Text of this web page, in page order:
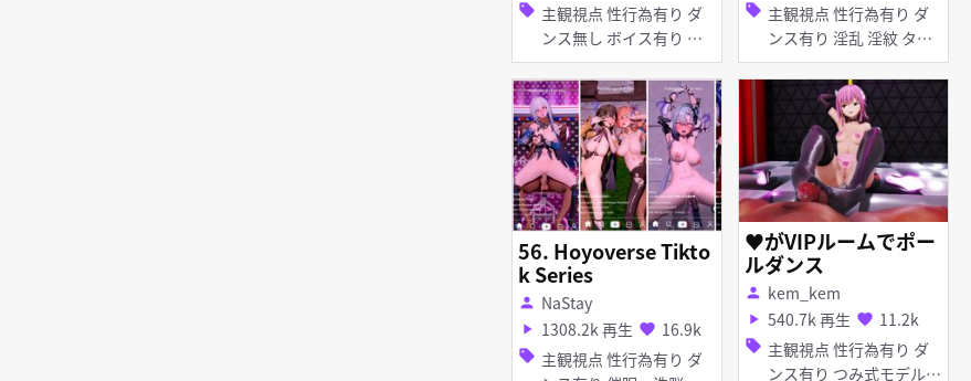
sell 主観視点 性行為有り ダ
ンス無し ボイス有り 淫
乱 足コキ 乱交 女性上位
sell 主観視点 性行為有り ダ
ンス有り 淫乱 淫紋 タイ
ツ・ストッキング 猫耳
バニーガール ピアス・装
飾品 アヘ顔
56. Hoyoverse Tikto
k Series
person NaStay
play_arrow 1308.2k 再生 favorite 16.9k
sell 主観視点 性行為有り ダ
♥がVIPルームでポー
ルダンス
person kem_kem
play_arrow 540.7k 再生 favorite 11.2k
sell 主観視点 性行為有り ダ
ンス有り つみ式モデル